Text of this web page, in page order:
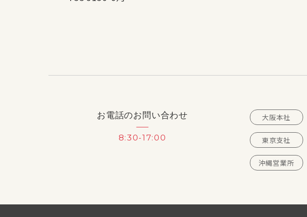
お電話のお問い合わせ
8:30-17:00
大阪本社
東京支社
沖縄営業所